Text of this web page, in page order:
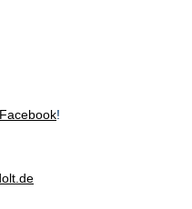
Facebook!